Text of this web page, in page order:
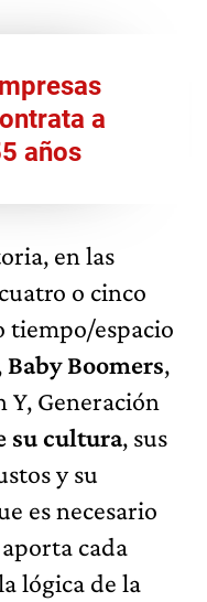
a
años
en las
o cinco
tiempo/espacio
Baby Boomers,
Y, Generación
su cultura, sus
y su
es necesario
cada
lógica de la